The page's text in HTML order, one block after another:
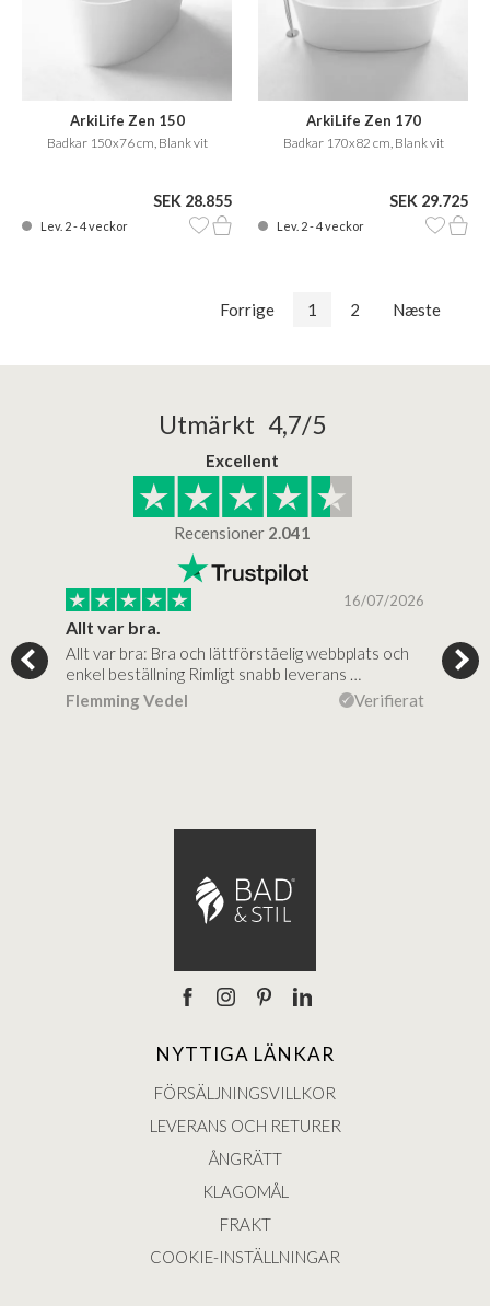
ArkiLife Zen 150
Badkar 150x76 cm, Blank vit
SEK 28.855
Lev. 2 - 4 veckor
ArkiLife Zen 170
Badkar 170x82 cm, Blank vit
SEK 29.725
Lev. 2 - 4 veckor
Forrige 1 2 Næste
Utmärkt 4,7/5
Excellent
Recensioner 2.041
16/07/2026
Allt var bra.
Allt var bra: Bra och lättförståelig webbplats och
enkel beställning Rimligt snabb leverans …
Flemming Vedel
Verifierat
Jag
NYTTIGA LÄNKAR
FÖRSÄLJNINGSVILLKOR
LEVERANS OCH RETURER
ÅNGRÄTT
KLAGOMÅL
FRAKT
COOKIE-INSTÄLLNINGAR